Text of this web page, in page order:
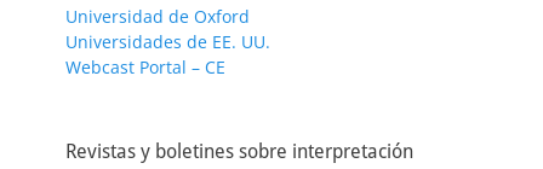
Universidad de Oxford
Universidades de EE. UU.
Webcast Portal – CE
Revistas y boletines sobre interpretación